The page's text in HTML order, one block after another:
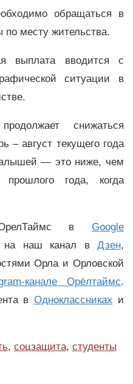
обращаться в
месту жительства.
выплата вводится с
ситуации в
снижаться
– август текущего года
— это ниже, чем
года, когда
в Google
наш канал вДзен,
Орла и Орловской
канале Орёлтаймс.
вОдноклассниках и
, соцзащита, студенты